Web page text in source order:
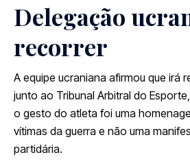
Delegação
recorrer
A equipe ucraniana afirmou que irá
junto ao Tribunal Arbitral do
o gesto do atleta foi uma
vítimas da guerra e não uma
partidária.